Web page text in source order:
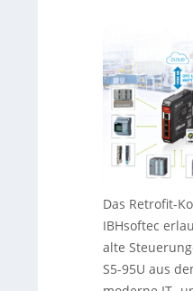
Das Retrofit-
IBHsoftec
alte
S5-95U aus